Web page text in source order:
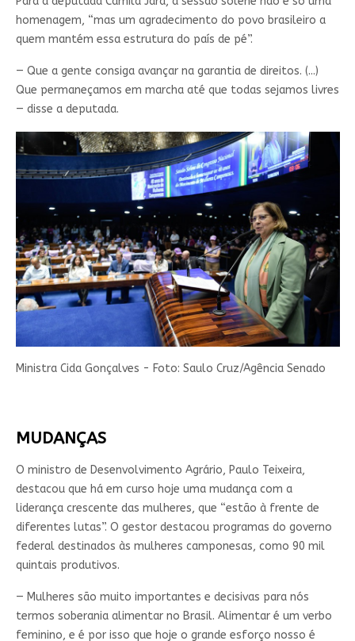
homenagem, “mas um agradecimento do povo brasileiro a
quem mantém essa estrutura do país de pé”.
— Que a gente consiga avançar na garantia de direitos. (...)
Que permaneçamos em marcha até que todas sejamos livres
— disse a deputada.
Ministra Cida Gonçalves - Foto: Saulo Cruz/Agência Senado
MUDANÇAS
O ministro de Desenvolvimento Agrário, Paulo Teixeira,
destacou que há em curso hoje uma mudança com a
liderança crescente das mulheres, que “estão à frente de
diferentes lutas”. O gestor destacou programas do governo
federal destinados às mulheres camponesas, como 90 mil
quintais produtivos.
— Mulheres são muito importantes e decisivas para nós
termos soberania alimentar no Brasil. Alimentar é um verbo
feminino, e é por isso que hoje o grande esforço nosso é